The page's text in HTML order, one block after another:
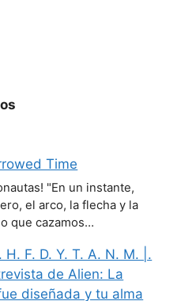
Time
"En un instante,
el arco, la flecha y la
que cazamos…
H. F. D. Y. T. A. N. M. |.
de Alien: La
diseñada y tu alma